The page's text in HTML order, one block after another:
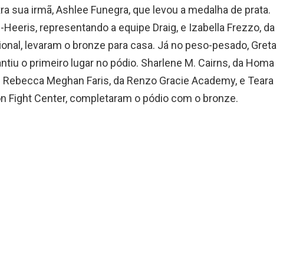
sua irmã, Ashlee Funegra, que levou a medalha de prata.
Heeris, representando a equipe Draig, e Izabella Frezzo, da
levaram o bronze para casa. Já no peso-pesado, Greta
o primeiro lugar no pódio. Sharlene M. Cairns, da Homa
Meghan Faris, da Renzo Gracie Academy, e Teara
Fight Center, completaram o pódio com o bronze.